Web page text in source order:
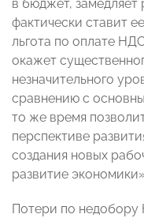
в бюджет, замедляет
фактически ставит
льгота по оплате
окажет
незначительного
сравнению с
то же время
перспективе
создания новых
развитие
Потери по